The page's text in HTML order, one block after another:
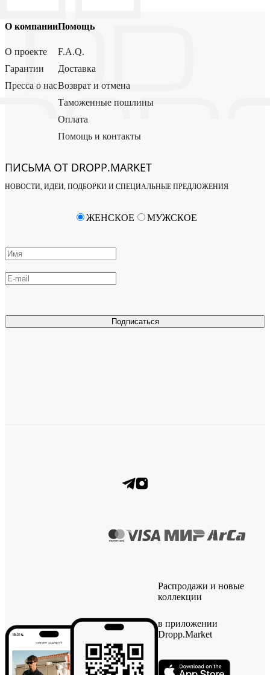
О компании
О проекте
Гарантии
Пресса о нас
Помощь
F.A.Q.
Доставка
Возврат и отмена
Таможенные пошлины
Оплата
Помощь и контакты
ПИСЬМА ОТ DROPP.MARKET
НОВОСТИ, ИДЕИ, ПОДБОРКИ И СПЕЦИАЛЬНЫЕ ПРЕДЛОЖЕНИЯ
Подписаться
ЖЕНСКОЕ МУЖСКОЕ
Распродажи и новые
коллекции
в приложении
Dropp.Market